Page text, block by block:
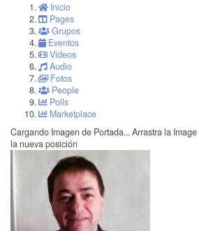
Inicio
Pages
Grupos
Eventos
Videos
Audio
Fotos
People
Polls
Marketplace
Cargando Imagen de Portada... Arrastra la
la nueva posición